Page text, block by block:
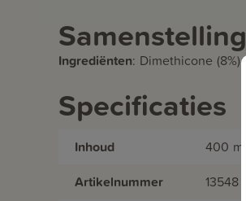
Samenstelling
Ingrediënten: Dimethicone (8%).
Specificaties
Inhoud 400 ml
Artikelnummer 13548